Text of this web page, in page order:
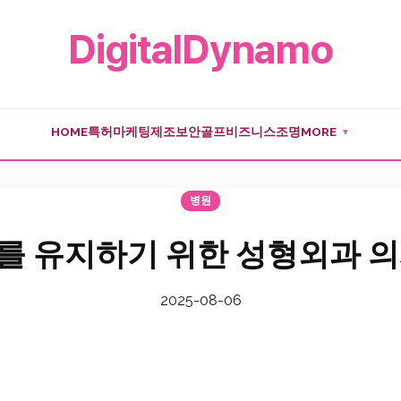
DigitalDynamo
HOME특허 마케팅제조보안골프비즈니스조명MORE ▼
병원
유지하기 위한 성형외과
2025-08-06